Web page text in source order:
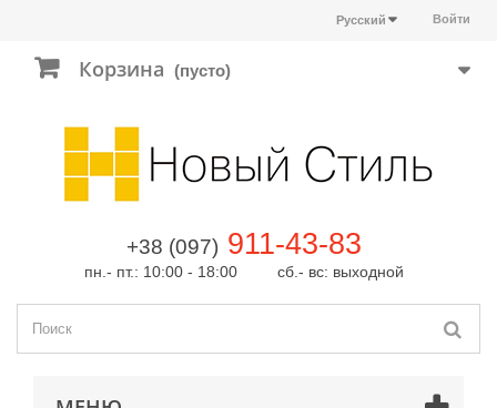
Войти
Русский
Корзина (пусто)
+38 (097) 911-43-83
пн.- пт.: 10:00 - 18:00 сб.- вс: выходной